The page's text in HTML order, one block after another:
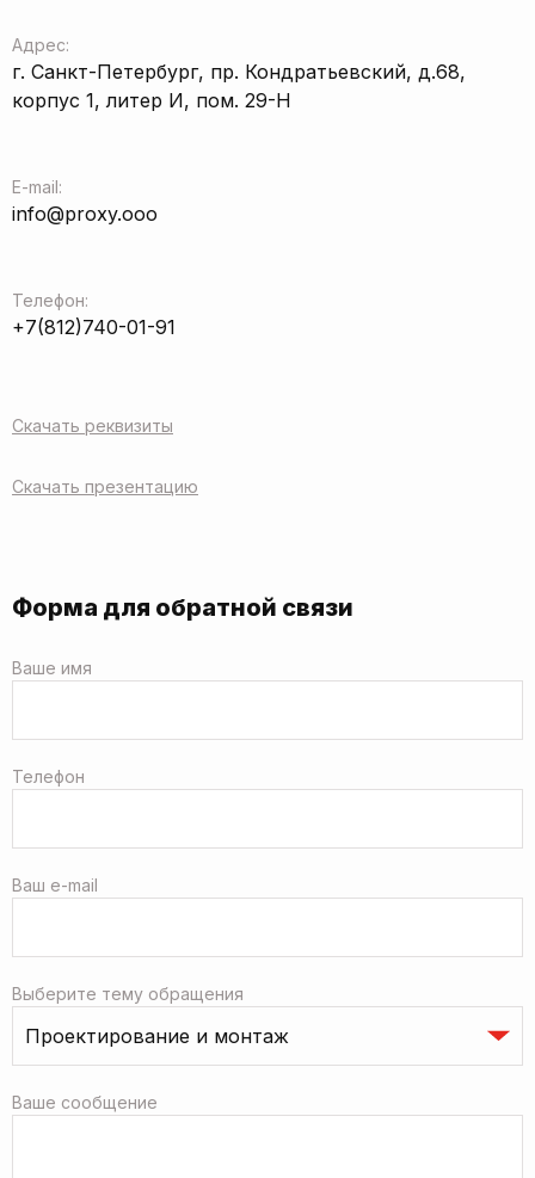
Адрес:
г. Санкт-Петербург, пр. Кондратьевский, д.68,
корпус 1, литер И, пом. 29-Н
E-mail:
info@proxy.ooo
Телефон:
+7(812)740-01-91
Скачать реквизиты
Скачать презентацию
Форма для обратной связи
Ваше имя
Телефон
Ваш e-mail
Выберите тему обращения
Ваше сообщение